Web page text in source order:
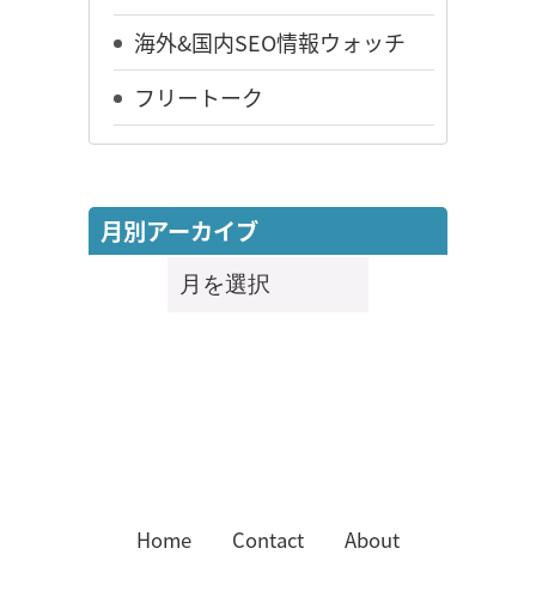
海外&国内SEO情報ウォッチ
フリートーク
月別アーカイブ
月
別
Home Contact About